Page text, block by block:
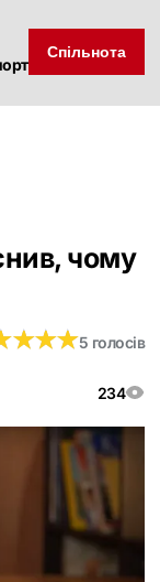
Спільнота
чому
234
★★★
★★★5 голосів